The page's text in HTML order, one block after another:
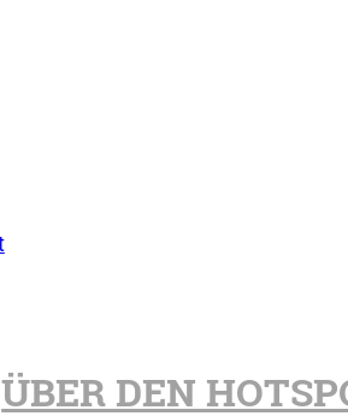
ÜBER DEN